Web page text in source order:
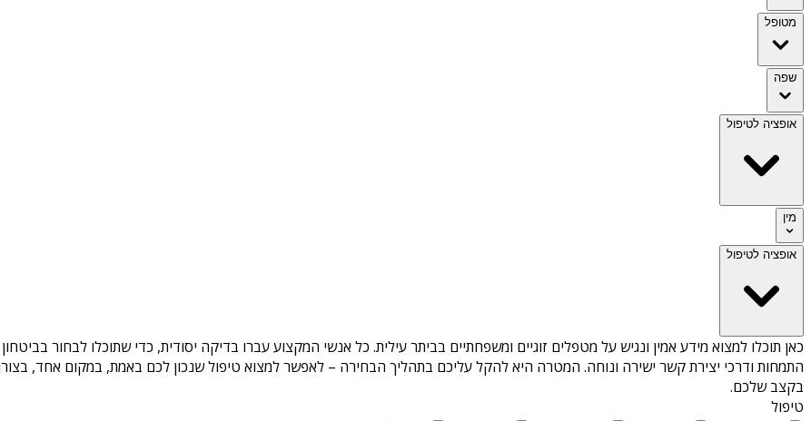
מטופל
שפה
אופציה לטיפול
מין
אופציה לטיפול
כאן תוכלו למצוא מידע אמין ונגיש על מטפלים זוגיים ומשפחתיים בביתר עילית. כל אנשי המקצוע עברו בדיקה יסודית, כדי שתוכלו לבחור
התמחות ודרכי יצירת קשר ישירה ונוחה. המטרה היא להקל עליכם בתהליך הבחירה – לאפשר למצוא טיפול שנכון לכם באמת, במקום אחד,
בקצב שלכם.
טיפול